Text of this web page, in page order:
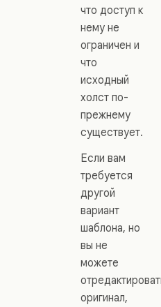
что доступ к
нему не
ограничен и
что
исходный
холст по-
прежнему
существует.
Если вам
требуется
другой
вариант
шаблона, но
вы не
можете
оригинал,